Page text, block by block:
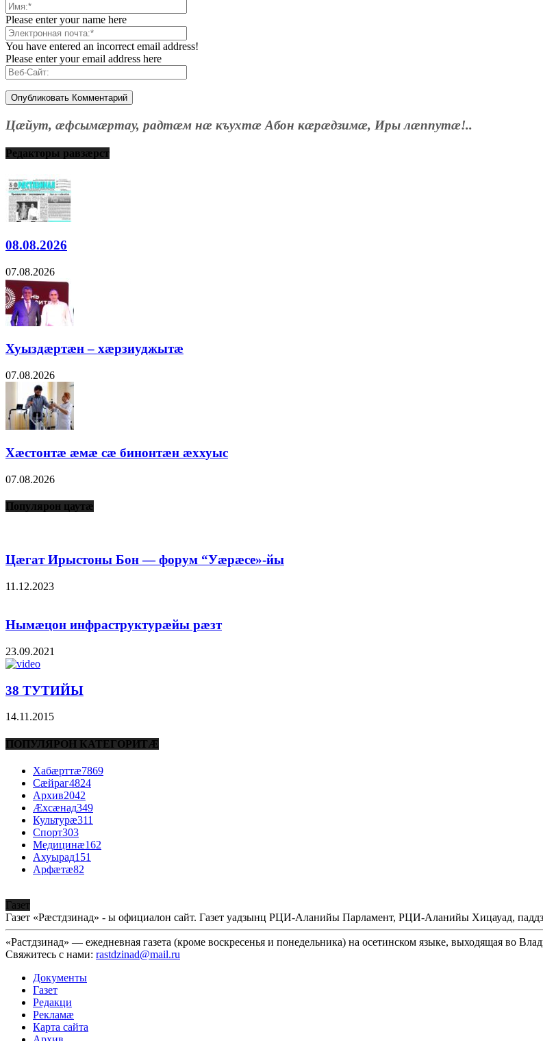
Please enter your name here
You have entered an incorrect email address!
Please enter your email address here
Цæйут, æфсымæртау, радтæм нæ къухтæ Абон кæрæдзимæ, Иры лæппутæ!..
Редакторы равзæрст
08.08.2026
07.08.2026
Хуыздæртæн – хæрзиуджытæ
07.08.2026
Хæстонтæ æмæ сæ бинонтæн æххуыс
07.08.2026
Популярон цаутæ
Цæгат Ирыстоны Бон — форум “Уæрæсе»-йы
11.12.2023
Нымæцон инфраструктурæйы рæзт
23.09.2021
38 ТУТИЙЫ
14.11.2015
ПОПУЛЯРОН КАТЕГОРИТÆ
Хабæрттæ7869
Сæйраг4824
Архив2042
Æхсæнад349
Культурæ311
Спорт303
Медицинæ162
Ахуырад151
Арфæтæ82
Газет
Газет «Рæстдзинад» - ы официалон сайт. Газет уадзынц РЦИ-Аланийы Парламент, РЦИ-Аланийы Хицауад,
«Растдзинад» — ежедневная газета (кроме воскресенья и понедельника) на осетинском языке, выходящая во
Свяжитесь с нами: rastdzinad@mail.ru
Документы
Газет
Редакци
Рекламæ
Карта сайта